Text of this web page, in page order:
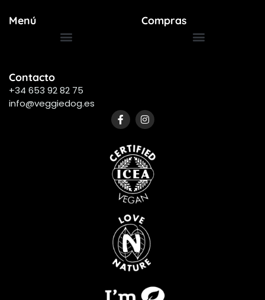
Menú Compras
Contacto
+34 653 92 82 75
info@veggiedog.es